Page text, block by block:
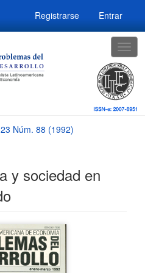
Registrarse Entrar
Núm. 88 (1992)
y sociedad en